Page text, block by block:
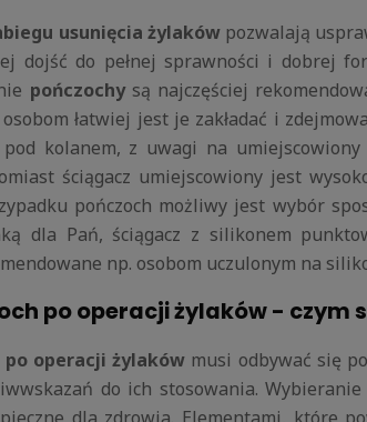
usunięcia żylakówpozwalają
dojść do pełnej sprawności i dobrej
pończochysą najczęściej
łatwiej jest je zakładać i
kolanem, z uwagi na
ściągacz umiejscowiony jest
pończoch możliwy jest wybór
dla Pań, ściągacz z silikonem
np. osobom uczulonym na
po operacji żylaków - czym
po operacji żylaków musi odbywać się
do ich stosowania.